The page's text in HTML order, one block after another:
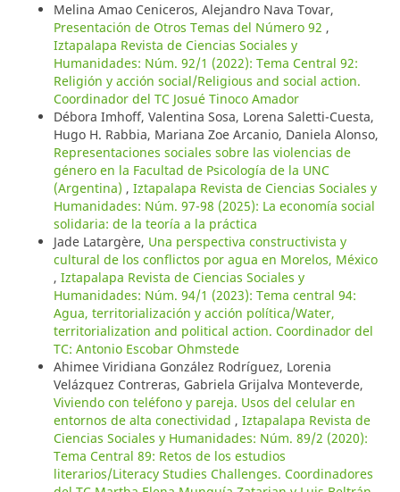
Melina Amao Ceniceros, Alejandro Nava Tovar,
Presentación de Otros Temas del Número 92 ,
Iztapalapa Revista de Ciencias Sociales y
Humanidades: Núm. 92/1 (2022): Tema Central 92:
Religión y acción social/Religious and social action.
Coordinador del TC Josué Tinoco Amador
Débora Imhoff, Valentina Sosa, Lorena Saletti-Cuesta,
Hugo H. Rabbia, Mariana Zoe Arcanio, Daniela Alonso,
Representaciones sociales sobre las violencias de
género en la Facultad de Psicología de la UNC
(Argentina) , Iztapalapa Revista de Ciencias Sociales y
Humanidades: Núm. 97-98 (2025): La economía social
solidaria: de la teoría a la práctica
Jade Latargère, Una perspectiva constructivista y
cultural de los conflictos por agua en Morelos, México
, Iztapalapa Revista de Ciencias Sociales y
Humanidades: Núm. 94/1 (2023): Tema central 94:
Agua, territorialización y acción política/Water,
territorialization and political action. Coordinador del
TC: Antonio Escobar Ohmstede
Ahimee Viridiana González Rodríguez, Lorenia
Velázquez Contreras, Gabriela Grijalva Monteverde,
Viviendo con teléfono y pareja. Usos del celular en
entornos de alta conectividad , Iztapalapa Revista de
Ciencias Sociales y Humanidades: Núm. 89/2 (2020):
Tema Central 89: Retos de los estudios
literarios/Literacy Studies Challenges. Coordinadores